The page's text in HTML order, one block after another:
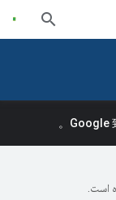
Google
。
است.